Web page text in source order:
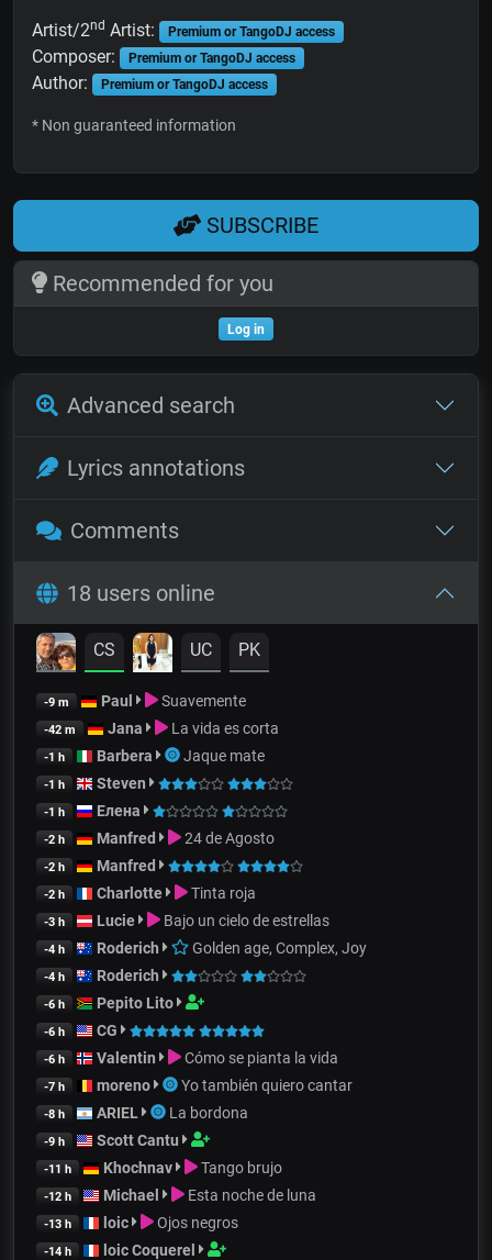
Artist/2nd Artist: Premium or TangoDJ access
Composer: Premium or TangoDJ access
Author: Premium or TangoDJ access
* Non guaranteed information
SUBSCRIBE
Recommended for you
Log in
Advanced search
Lyrics annotations
Comments
18 users online
CS UC PK
-9 m Paul Suavemente
-42 m Jana La vida es corta
-1 h Barbera Jaque mate
-1 h Steven
-1 h Елена
-2 h Manfred 24 de Agosto
-2 h Manfred
-2 h Charlotte Tinta roja
-3 h Lucie Bajo un cielo de estrellas
-4 h Roderich Golden age, Complex, Joy
-4 h Roderich
-6 h Pepito Lito
-6 h CG
-6 h Valentin Cómo se pianta la vida
-7 h moreno Yo también quiero cantar
-8 h ARIEL La bordona
-9 h Scott Cantu
-11 h Khochnav Tango brujo
-12 h Michael Esta noche de luna
-13 h loic Ojos negros
-14 h loic Coquerel